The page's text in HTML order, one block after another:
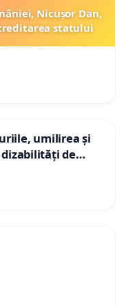
Nicușor Dan,
statului
umilirea și
de